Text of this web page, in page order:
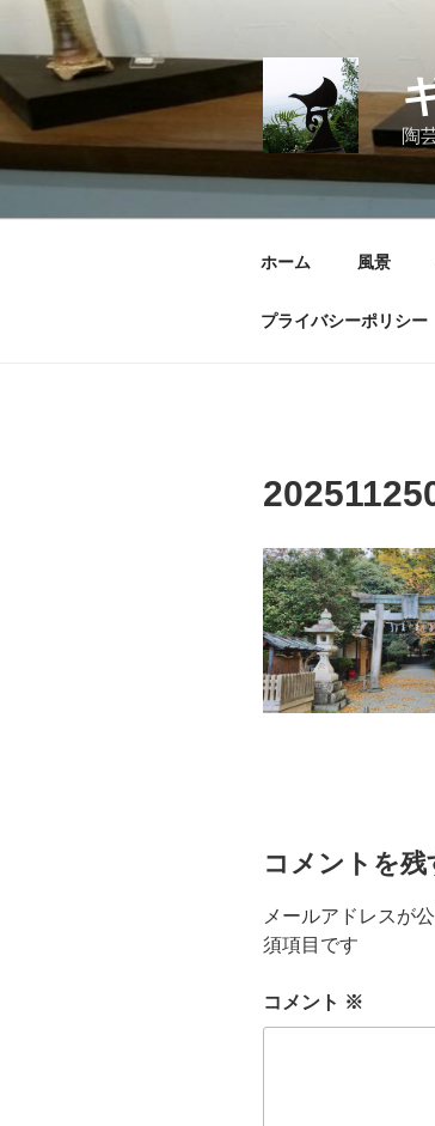
ン
ス
キ
陶
ホーム 風景
プライバシーポリシー
コメントを残
メールアドレスが
須項目です
コメント ※